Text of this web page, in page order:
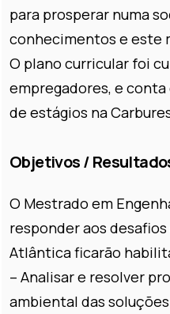
para prosperar numa
conhecimentos e este
O plano curricular foi
empregadores, e
de estágios na
Objetivos /
O Mestrado em
responder aos
Atlântica ficarão
– Analisar e resolver
ambiental das